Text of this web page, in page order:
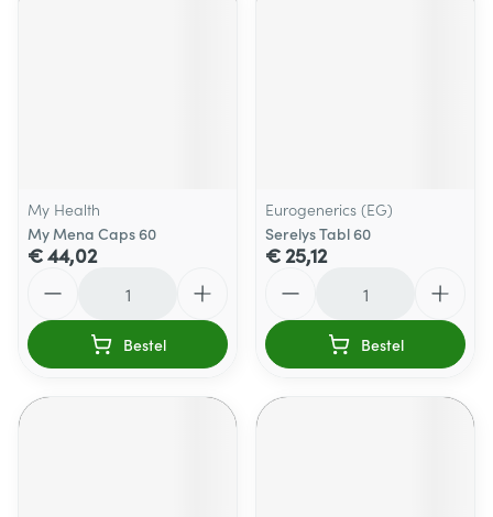
My Health
My Mena Caps 60
€ 44,02
Bestel
Eurogenerics (EG)
Serelys Tabl 60
€ 25,12
Bestel